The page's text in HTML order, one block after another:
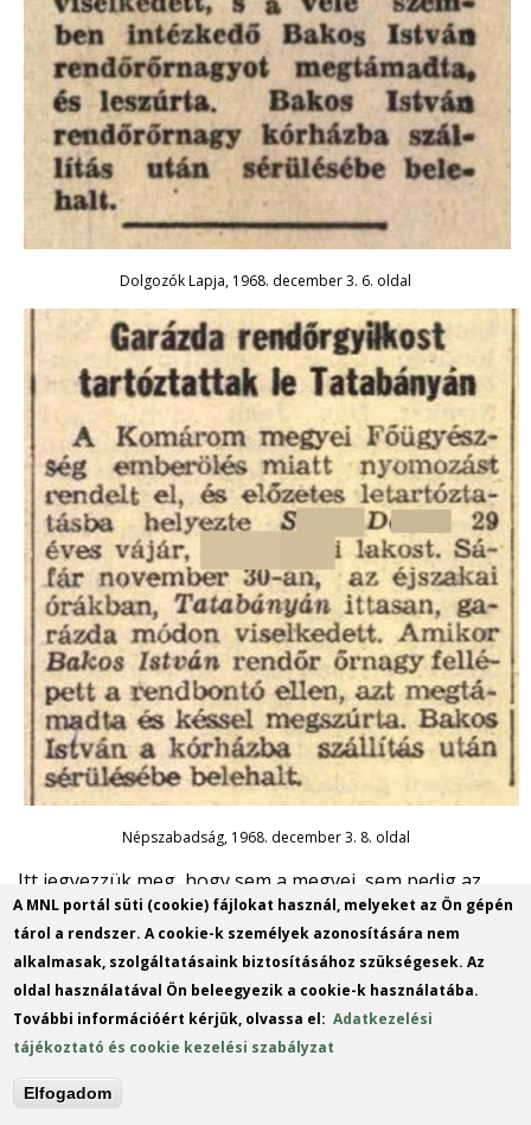
Dolgozók Lapja, 1968. december 3. 6. oldal
Népszabadság, 1968. december 3. 8. oldal
Itt jegyezzük meg, hogy sem a megyei, sem pedig az
országos sajtó (a temetétst kivéve) nem tudósított a
részletekről, és a későbbiekben sem tértek vissza az
esetre sem a napi-, sem pedig a napilapok.
III. Környei közjáték
Miután elterjedt Bakos István őrnagy halálának híre,
kellemetlen szóbeszéd ügyében kellett a környei
A MNL portál süti (cookie) fájlokat használ, melyeket az Ön gépén
tárol a rendszer. A cookie-k személyek azonosítására nem
alkalmasak, szolgáltatásaink biztosításához szükségesek. Az
oldal használatával Ön beleegyezik a cookie-k használatába.
További információért kérjük, olvassa el:Adatkezelési
tájékoztató és cookie kezelési szabályzat
Elfogadom